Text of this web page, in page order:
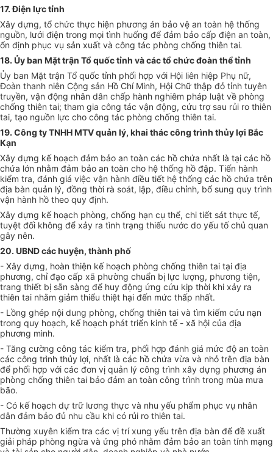
17. Điện lực tỉnh
Xây dựng, tổ chức thực hiện phương án bảo vệ an toàn hệ thống
nguồn, lưới điện trong mọi tình huống để đảm bảo cấp điện an toàn,
ổn định phục vụ sản xuất và công tác phòng chống thiên tai.
18. Ủy ban Mặt trận Tổ quốc tỉnh và các tổ chức đoàn thểtỉnh
Ủy ban Mặt trận Tổ quốc tỉnh phối hợp với Hội liên hiệp Phụ nữ,
Đoàn thanh niên Cộng sản Hồ Chí Minh, Hội Chữ thập đỏ tỉnh tuyên
truyền, vận động nhân dân chấp hành nghiêm pháp luật về phòng
chống thiên tai; tham gia công tác vận động, cứu trợ sau rủi ro thiên
tai, tạo nguồn lực cho công tác phòng chống thiên tai.
19. Công ty TNHH MTV quản lý, khai thác công trình thủy lợi Bắc
Kạn
Xây dựng kế hoạch đảm bảo an toàn các hồ chứa nhất là tại các hồ
chứa lớn nhằm đảm bảo an toàn cho hệ thống hồ đập. Tiến hành
kiểm tra, đánh giá việc vận hành điều tiết hệ thống các hồ chứa trên
địa bàn quản lý, đồng thời rà soát, lập, điều chỉnh, bổ sung quy trình
vận hành hồ theo quy định.
Xây dựng kế hoạch phòng, chống hạn cụ thể, chi tiết sát thực tế,
tuyệt đối không để xảy ra tình trạng thiếu nước do yếu tố chủ quan
gây nên.
20. UBND các huyện, thành phố
- Xây dựng, hoàn thiện kế hoạch phòng chống thiên tai tại địa
phương, chỉ đạo cấp xã phường chuẩn bị lực lượng, phương tiện,
trang thiết bị sẵn sàng để huy động ứng cứu kịp thời khi xảy ra
thiên tai nhằm giảm thiểu thiệt hại đến mức thấp nhất.
- Lồng ghép nội dung phòng, chống thiên tai và tìm kiếm cứu nạn
trong quy hoạch, kế hoạch phát triển kinh tế - xã hội của địa
phương mình.
- Tăng cường công tác kiểm tra, phối hợp đánh giá mức độ an toàn
các công trình thủy lợi, nhất là các hồ chứa vừa và nhỏ trên địa bàn
để phối hợp với các đơn vị quản lý công trình xây dựng phương án
phòng chống thiên tai bảo đảm an toàn công trình trong mùa mưa
bão.
- Có kế hoạch dự trữ lương thực và nhu yếu phẩm phục vụ nhân
dân đảm bảo đủ nhu cầu khi có rủi ro thiên tai.
Thường xuyên kiểm tra các vị trí xung yếu trên địa bàn để đề xuất
giải pháp phòng ngừa và ứng phó nhằm đảm bảo an toàn tính mạng